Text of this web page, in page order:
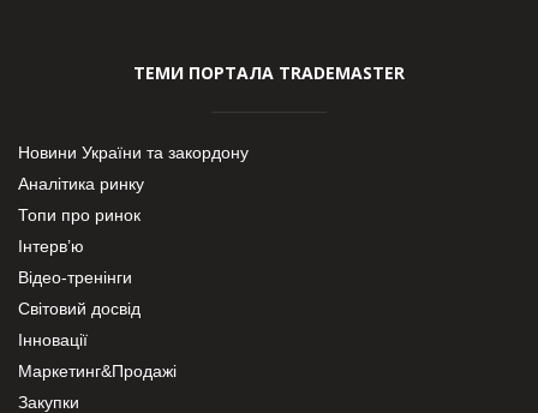
ТЕМИ ПОРТАЛА TRADEMASTER
Новини України та закордону
Аналітика ринку
Топи про ринок
Інтерв’ю
Відео-тренінги
Світовий досвід
Інновації
Маркетинг&Продажі
Закупки